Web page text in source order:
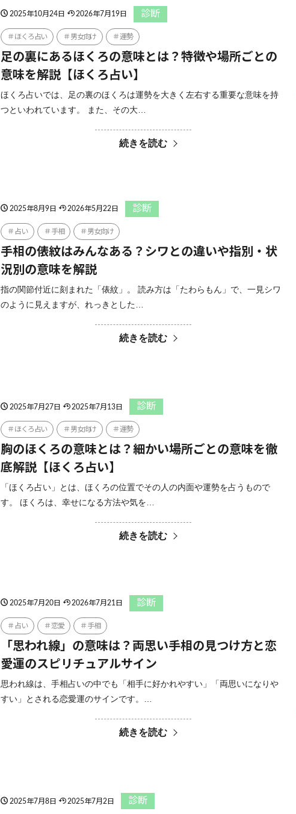
2025年10月24日 2026年7月19日 診断
ほくろ占い 男女向け 運勢
足の裏にあるほくろの意味とは？特徴や場所ごとの
意味を解説【ほくろ占い】
ほくろ占いでは、足の裏のほくろは運勢を大きく左右する重要な意味を持
つといわれています。 また、その大…
続きを読む
2025年8月9日 2026年5月22日 診断
占い 手相 男女向け
手相の俵紋はみんなある？シワとの違いや指別・状
況別の意味を解説
指の関節付近に刻まれた「俵紋」。 読み方は「たわらもん」で、一見シワ
のように見えますが、れっきとした…
続きを読む
2025年7月27日 2025年7月13日 診断
ほくろ占い 男女向け 運勢
胸のほくろの意味とは？細かい場所ごとの意味を徹
底解説【ほくろ占い】
「ほくろ占い」とは、ほくろの位置でその人の内面や運勢を占うもので
す。 ほくろは、幸せになる方法や気を…
続きを読む
2025年7月20日 2026年7月21日 診断
占い 恋愛 手相
「思われ線」の意味は？両思い手相の見つけ方と恋
愛運のスピリチュアルサイン
思われ線は、手相占いの中でも「相手に好かれやすい」「両思いになりや
すい」とされる恋愛運のサインです。…
続きを読む
2025年7月8日 2025年7月2日 診断